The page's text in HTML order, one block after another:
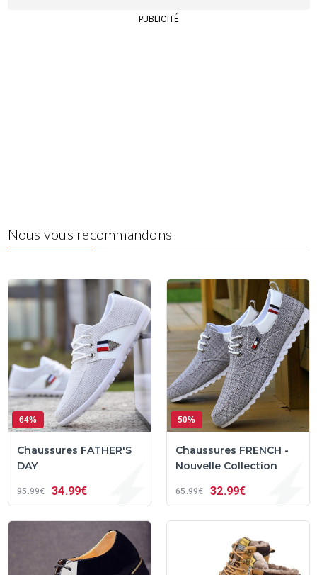
PUBLICITÉ
Nous vous recommandons
64%
Chaussures FATHER'S
DAY
95 99€ 34 99€
50%
Chaussures FRENCH -
Nouvelle Collection
65 99€ 32 99€